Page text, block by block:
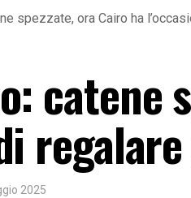
spezzate, ora Cairo ha
catene
2025